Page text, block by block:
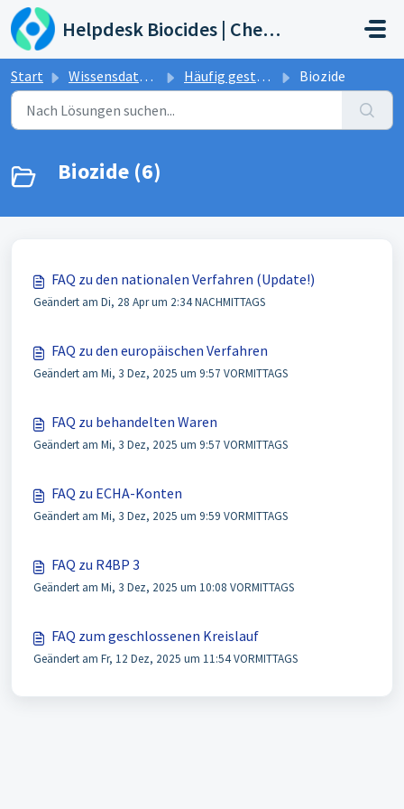
Zum hauptsächlichen Inhalt gehen
Helpdesk Biocides | Chemicals | Products
Start Wissensdatenbank Häufig gestellte Fragen und Antworten Biozide
Biozide (6)
FAQ zu den nationalen Verfahren (Update!)
Geändert am Di, 28 Apr um 2:34 NACHMITTAGS
FAQ zu den europäischen Verfahren
Geändert am Mi, 3 Dez, 2025 um 9:57 VORMITTAGS
FAQ zu behandelten Waren
Geändert am Mi, 3 Dez, 2025 um 9:57 VORMITTAGS
FAQ zu ECHA-Konten
Geändert am Mi, 3 Dez, 2025 um 9:59 VORMITTAGS
FAQ zu R4BP 3
Geändert am Mi, 3 Dez, 2025 um 10:08 VORMITTAGS
FAQ zum geschlossenen Kreislauf
Geändert am Fr, 12 Dez, 2025 um 11:54 VORMITTAGS